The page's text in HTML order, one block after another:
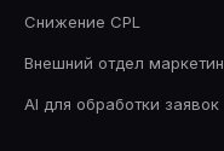
Снижение CPL
Внешний отдел
AI для обработки заявок